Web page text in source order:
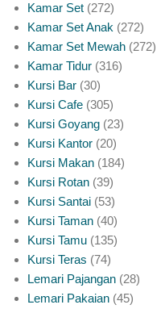
Kamar Set 272
Kamar Set Anak 272
Kamar Set Mewah 272
Kamar Tidur 316
Kursi Bar 30
Kursi Cafe 305
Kursi Goyang 23
Kursi Kantor 20
Kursi Makan 184
Kursi Rotan 39
Kursi Santai 53
Kursi Taman 40
Kursi Tamu 135
Kursi Teras 74
Lemari Pajangan 28
Lemari Pakaian 45